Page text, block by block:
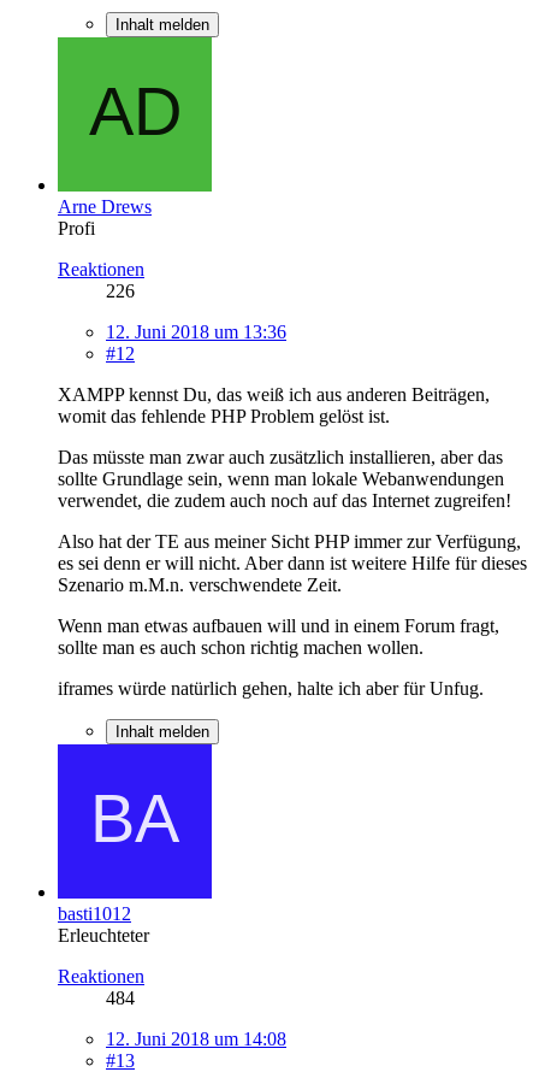
Inhalt melden
Arne Drews
Profi
Reaktionen
226
12. Juni 2018 um 13:36
#12
XAMPP kennst Du, das weiß ich aus anderen Beiträgen,
womit das fehlende PHP Problem gelöst ist.
Das müsste man zwar auch zusätzlich installieren, aber das
sollte Grundlage sein, wenn man lokale Webanwendungen
verwendet, die zudem auch noch auf das Internet zugreifen!
Also hat der TE aus meiner Sicht PHP immer zur Verfügung,
es sei denn er will nicht. Aber dann ist weitere Hilfe für dieses
Szenario m.M.n. verschwendete Zeit.
Wenn man etwas aufbauen will und in einem Forum fragt,
sollte man es auch schon richtig machen wollen.
iframes würde natürlich gehen, halte ich aber für Unfug.
Inhalt melden
basti1012
Erleuchteter
Reaktionen
484
12. Juni 2018 um 14:08
#13